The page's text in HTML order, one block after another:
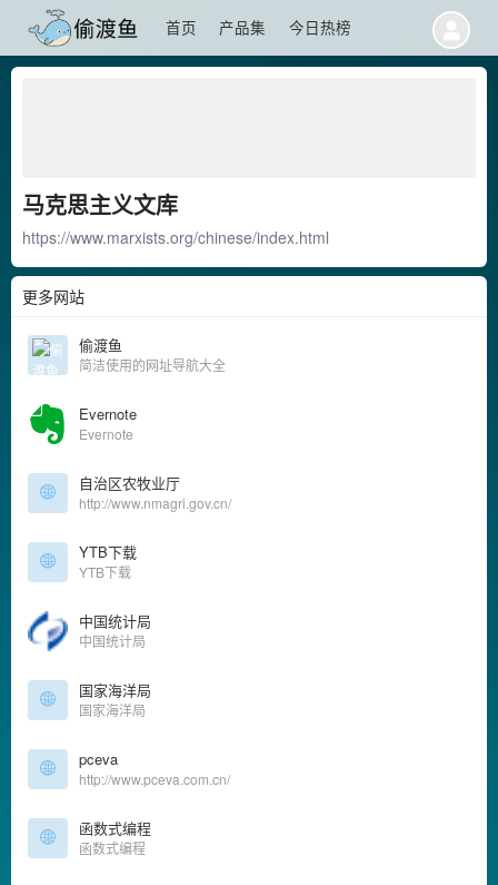
首页 产品集 今日热榜
马克思主义文库
https://www.marxists.org/chinese/index.html
更多网站
偷渡鱼
简洁使用的网址导航大全
Evernote
Evernote
自治区农牧业厅
http://www.nmagri.gov.cn/
YTB下载
YTB下载
中国统计局
中国统计局
国家海洋局
国家海洋局
pceva
http://www.pceva.com.cn/
函数式编程
函数式编程